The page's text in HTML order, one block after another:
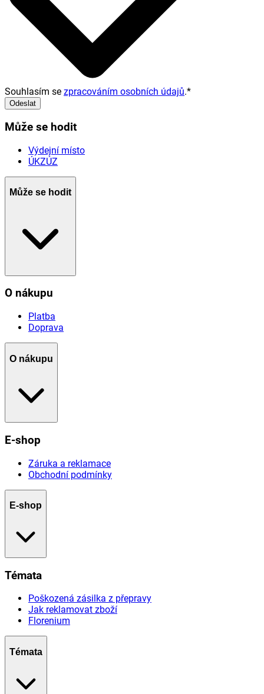
Souhlasím se zpracováním osobních údajů.*
Odeslat
Může se hodit
Výdejní místo
ÚKZÚZ
Může se hodit
O nákupu
Platba
Doprava
O nákupu
E-shop
Záruka a reklamace
Obchodní podmínky
E-shop
Témata
Poškozená zásilka z přepravy
Jak reklamovat zboží
Florenium
Témata